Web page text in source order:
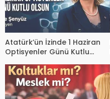
Atatürk’ün İzinde 1 Haziran
Optisyenler Günü Kutlu